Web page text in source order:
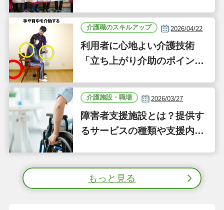
D」に注目｜気になるあの介
護施設
介護職のスキルアップ 2026/04/22
利用者に心地よい介護技術
「立ち上がり介助のポイン
（41）
介護施設・職場 2026/03/27
障害者支援施設とは？提供す
るサービスの種類や支援内容
もっと見る